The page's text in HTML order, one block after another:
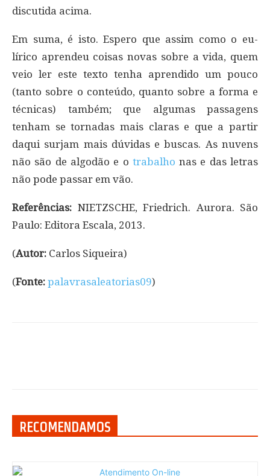
discutida acima.
Em suma, é isto. Espero que assim como o eu-
lírico aprendeu coisas novas sobre a vida, quem
veio ler este texto tenha aprendido um pouco
(tanto sobre o conteúdo, quanto sobre a forma e
técnicas) também; que algumas passagens
tenham se tornadas mais claras e que a partir
daqui surjam mais dúvidas e buscas. As nuvens
não são de algodão e o trabalho nas e das letras
não pode passar em vão.
Referências: NIETZSCHE, Friedrich. Aurora. São
Paulo: Editora Escala, 2013.
(Autor: Carlos Siqueira)
(Fonte: palavrasaleatorias09)
RECOMENDAMOS